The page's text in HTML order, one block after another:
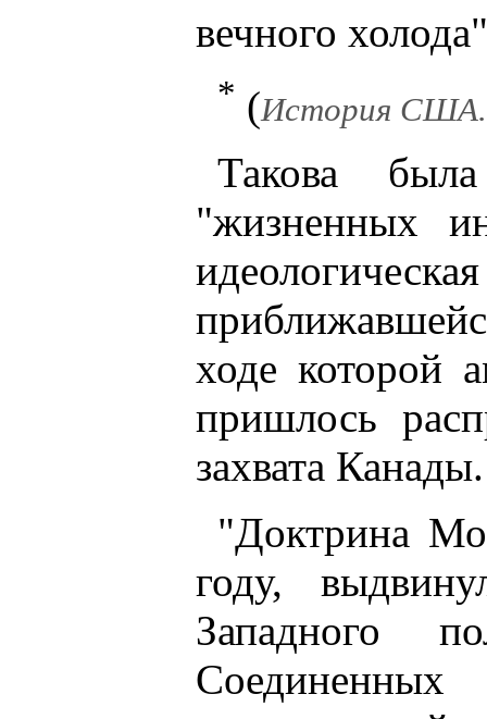
вечного холода"
* (История США.
Такова была
"жизненных
ходе которой
пришлось
захвата Канады.
"Доктрина
году,
Западного